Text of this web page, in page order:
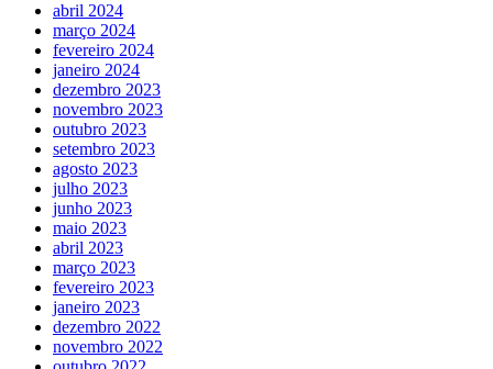
abril 2024
março 2024
fevereiro 2024
janeiro 2024
dezembro 2023
novembro 2023
outubro 2023
setembro 2023
agosto 2023
julho 2023
junho 2023
maio 2023
abril 2023
março 2023
fevereiro 2023
janeiro 2023
dezembro 2022
novembro 2022